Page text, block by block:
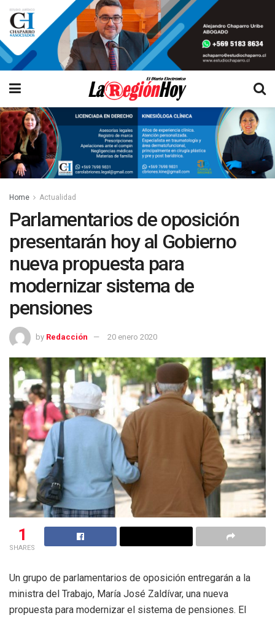
Home Actualidad
Parlamentarios de oposición
presentarán hoy al Gobierno
nueva propuesta para
modernizar sistema de
pensiones
by Redacción 20 enero 2020
1
SHARES
Un grupo de parlamentarios de oposición entregarán a la
ministra del Trabajo, María José Zaldívar, una nueva
propuesta para modernizar el sistema de pensiones. El